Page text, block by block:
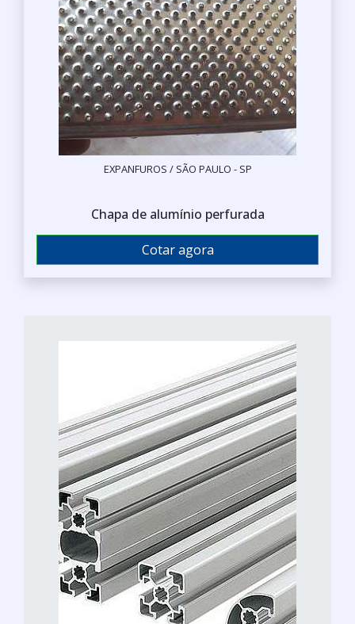
EXPANFUROS / SÃO PAULO - SP
Chapa de alumínio perfurada
Cotar agora